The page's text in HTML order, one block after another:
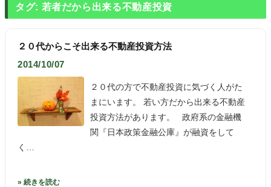
タグ: 若者だから出来る不動産投資
２０代からこそ出来る不動産投資方法
2014/10/07
２０代の方で不動産投資に気づく人がた
まにいます。 若い方だから出来る不動産
投資方法があります。 政府系の金融機
関『日本政策金融公庫』が融資をして
く…
» 続きを読む